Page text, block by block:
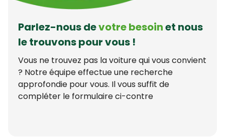
Parlez-nous devotre besoinet nous
le trouvons pour vous !
Vous ne trouvez pas la voiture qui vous convient
? Notre équipe effectue une recherche
approfondie pour vous. Il vous suffit de
compléter le formulaire ci-contre